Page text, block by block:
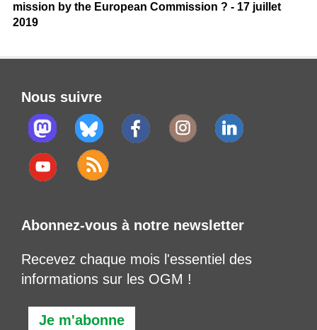
mission by the European Commission ? - 17 juillet
2019
Nous suivre
Abonnez-vous à notre newsletter
Recevez chaque mois l'essentiel des
informations sur les OGM !
Je m'abonne